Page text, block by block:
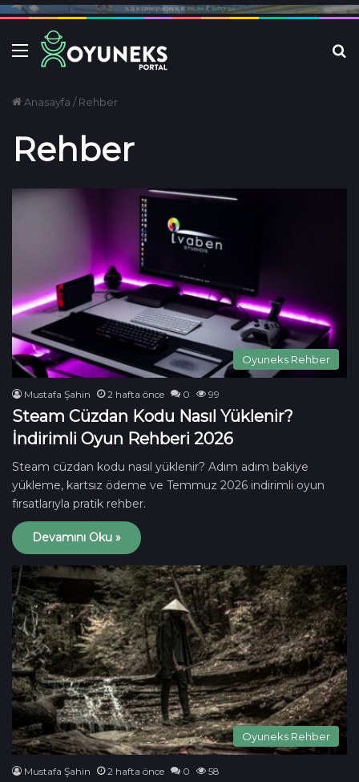
Menü
Anasayfa / Rehber
Rehber
Oyuneks Rehber
Mustafa Şahin 2 hafta önce 0 99
Steam Cüzdan Kodu Nasıl Yüklenir?
İndirimli Oyun Rehberi 2026
Steam cüzdan kodu nasıl yüklenir? Adım adım bakiye
yükleme, kartsız ödeme ve Temmuz 2026 indirimli oyun
fırsatlarıyla pratik rehber.
Devamını Oku »
Oyuneks Rehber
Mustafa Şahin 2 hafta önce 0 58